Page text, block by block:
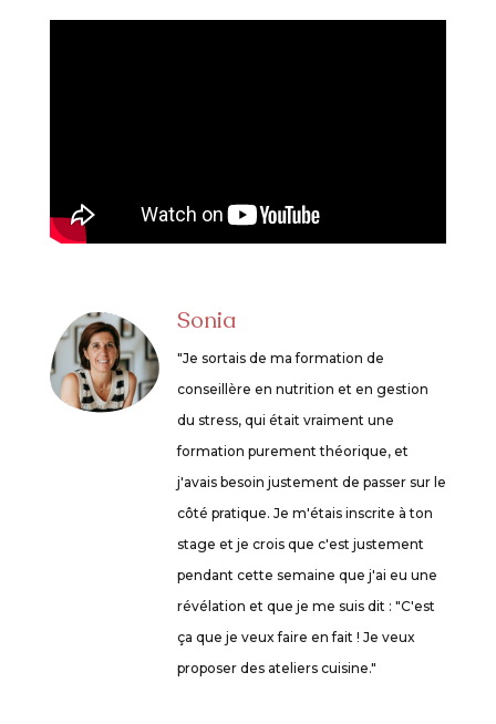
Sonia
"Je sortais de ma formation de
conseillère en nutrition et en gestion
du stress, qui était vraiment une
formation purement théorique, et
j'avais besoin justement de passer sur le
côté pratique. Je m'étais inscrite à ton
stage et je crois que c'est justement
pendant cette semaine que j'ai eu une
révélation et que je me suis dit : "C'est
ça que je veux faire en fait ! Je veux
proposer des ateliers cuisine."